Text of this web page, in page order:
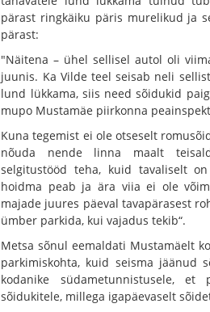
pärast ringkäiku päris murelikud ja
pärast:
"Näitena – ühel sellisel autol oli
juunis. Ka Vilde teel seisab neli
lund lükkama, siis need sõidukid
mupo Mustamäe piirkonna
Kuna tegemist ei ole otseselt
nõuda nende linna maalt
selgitustööd teha, kuid tavaliselt
hoidma peab ja ära viia ei ole
majade juures päeval tavapärasest
ümber parkida, kui vajadus tekib“.
Metsa sõnul eemaldati Mustamäelt
parkimiskohta, kuid seisma jäänud
kodanike südametunnistusele, et
sõidukitele, millega igapäevaselt